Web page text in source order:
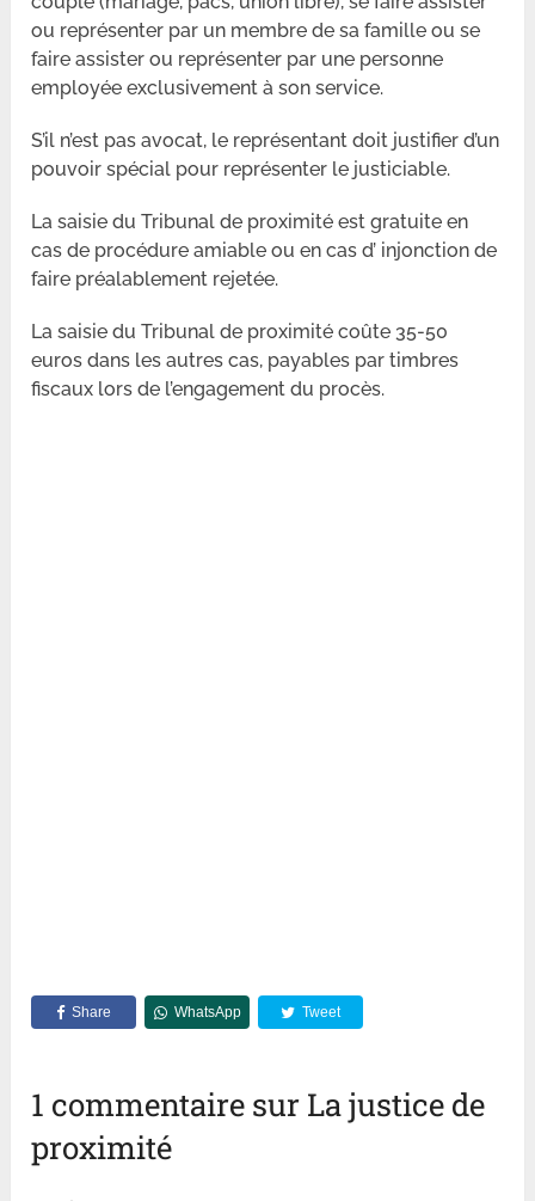
ou représenter par un membre de sa famille ou se
faire assister ou représenter par une personne
employée exclusivement à son service.
S’il n’est pas avocat, le représentant doit justifier d’un
pouvoir spécial pour représenter le justiciable.
La saisie du Tribunal de proximité est gratuite en
cas de procédure amiable ou en cas d’ injonction de
faire préalablement rejetée.
La saisie du Tribunal de proximité coûte 35-50
euros dans les autres cas, payables par timbres
fiscaux lors de l’engagement du procès.
Share WhatsApp Tweet
1 commentaire sur La justice de
proximité